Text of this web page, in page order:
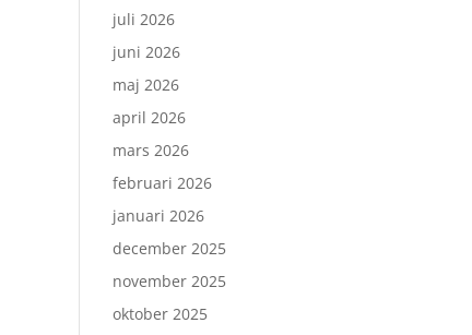
juli 2026
juni 2026
maj 2026
april 2026
mars 2026
februari 2026
januari 2026
december 2025
november 2025
oktober 2025